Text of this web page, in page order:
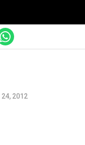
2012